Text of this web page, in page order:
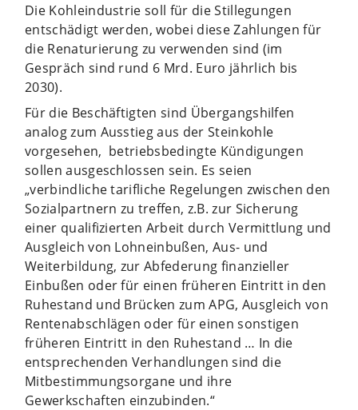
Die Kohleindustrie soll für die Stillegungen
entschädigt werden, wobei diese Zahlungen für
die Renaturierung zu verwenden sind (im
Gespräch sind rund 6 Mrd. Euro jährlich bis
2030).
Für die Beschäftigten sind Übergangshilfen
analog zum Ausstieg aus der Steinkohle
vorgesehen, betriebsbedingte Kündigungen
sollen ausgeschlossen sein. Es seien
„verbindliche tarifliche Regelungen zwischen den
Sozialpartnern zu treffen, z.B. zur Sicherung
einer qualifizierten Arbeit durch Vermittlung und
Ausgleich von Lohneinbußen, Aus- und
Weiterbildung, zur Abfederung finanzieller
Einbußen oder für einen früheren Eintritt in den
Ruhestand und Brücken zum APG, Ausgleich von
Rentenabschlägen oder für einen sonstigen
früheren Eintritt in den Ruhestand … In die
entsprechenden Verhandlungen sind die
Mitbestimmungsorgane und ihre
Gewerkschaften einzubinden.“